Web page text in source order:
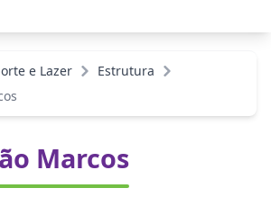
e Lazer
Estrutura
Marcos